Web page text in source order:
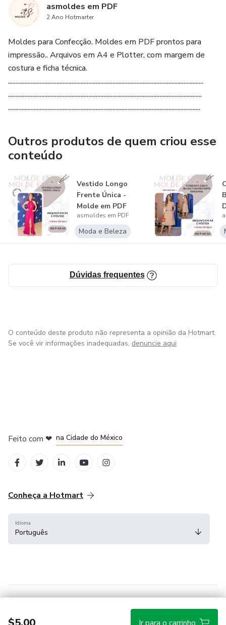
asmoldes em PDF
2 Ano Hotmarter
Moldes para Confecção. Moldes em PDF prontos para
impressão.. Arquivos em A4 e Plotter, com margem de
costura e ficha técnica.
.................................................................................................................................
................................................................................................................................
...............................................................................................................................
Outros produtos de quem criou esse
conteúdo
Vestido Longo
Frente Única -
Molde em PDF
asmoldes em PDF
Moda e Beleza
Dúvidas frequentes
O conteúdo deste produto não representa a opinião da Hotmart.
Se você vir informações inadequadas, denuncie aqui
Feito com ❤ na Cidade do México
Conheça a Hotmart
Idioma
Português